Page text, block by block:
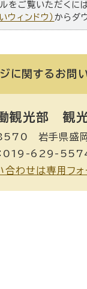
をご覧いただくに
ウィンドウ） からダ
に関する お問
観光部 観光
岩手県盛岡
：019-629-
合わせは専用フォ